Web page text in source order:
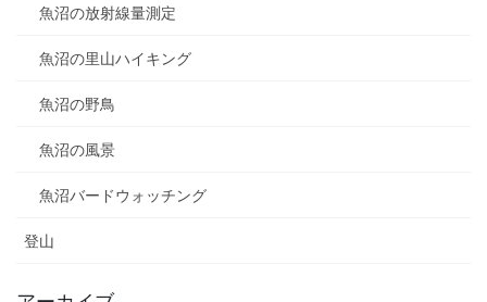
魚沼の放射線量測定
魚沼の里山ハイキング
魚沼の野鳥
魚沼の風景
魚沼バードウォッチング
登山